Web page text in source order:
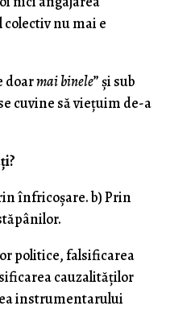
nu mai e
doarmai binele” şi sub
cuvine să vieţuim de-a
înfricoşare. b) Prin
politice, falsificarea
cauzalităţilor
instrumentarului